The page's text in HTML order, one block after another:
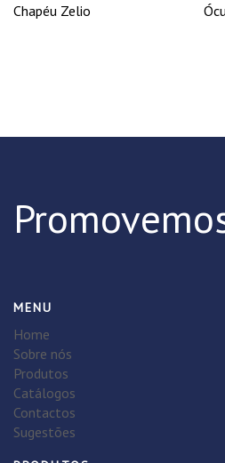
Chapéu Zelio
MENU
Home
Sobre nós
Produtos
Catálogos
Contactos
Sugestões